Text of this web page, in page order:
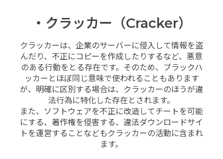
・クラッカー（Cracker）
クラッカーは、企業のサーバーに侵入して情報を盗
んだり、不正にコピーを作成したりするなど、悪意
のある行動をとる存在です。そのため、ブラックハ
ッカーとほぼ同じ意味で使われることもあります
が、明確に区別する場合は、クラッカーのほうが違
法行為に特化した存在とされます。
また、ソフトウェアを不正に改造してチートを可能
にする、著作権を侵害する、違法ダウンロードサイ
トを運営することなどもクラッカーの活動に含まれ
ます。